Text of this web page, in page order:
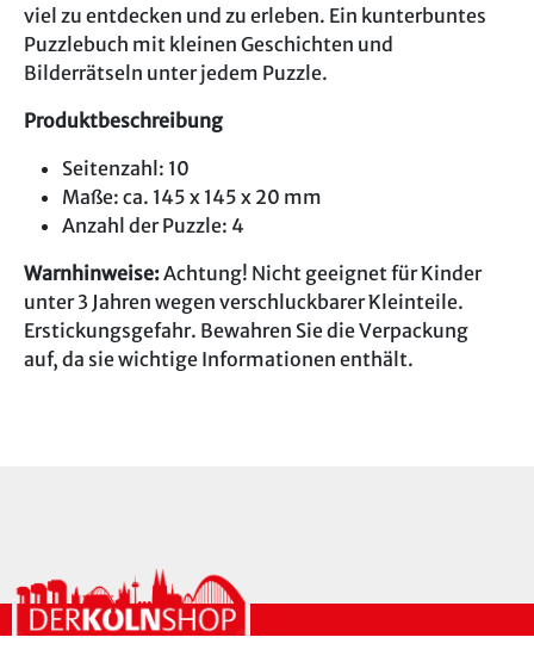
viel zu entdecken und zu erleben. Ein kunterbuntes
Puzzlebuch mit kleinen Geschichten und
Bilderrätseln unter jedem Puzzle.
Produktbeschreibung
Seitenzahl: 10
Maße: ca. 145 x 145 x 20 mm
Anzahl der Puzzle: 4
Warnhinweise:Achtung! Nicht geeignet für Kinder
unter 3 Jahren wegen verschluckbarer Kleinteile.
Erstickungsgefahr. Bewahren Sie die Verpackung
auf, da sie wichtige Informationen enthält.